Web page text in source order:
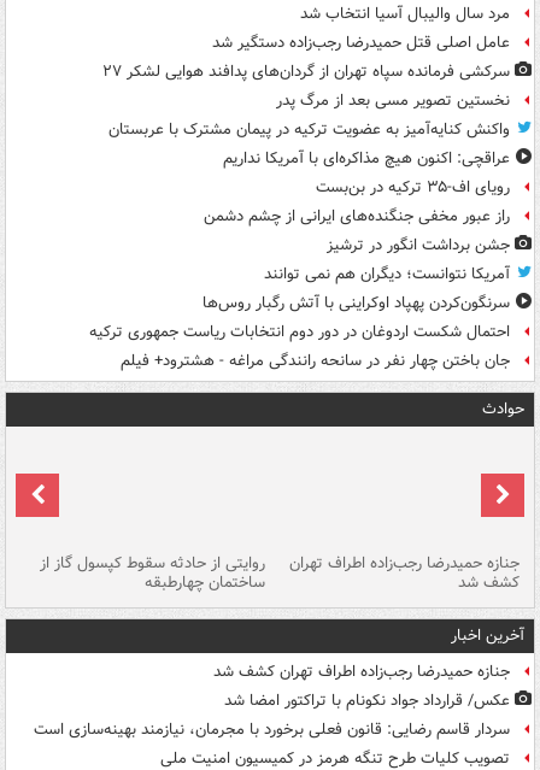
مرد سال والیبال آسیا انتخاب شد
عامل اصلی قتل حمیدرضا رجب‌زاده دستگیر شد
سرکشی فرمانده سپاه تهران از گردان‌های پدافند هوایی لشکر ۲۷
نخستین تصویر مسی بعد از مرگ پدر
واکنش کنایه‌آمیز به عضویت ترکیه در پیمان مشترک با عربستان
عراقچی: اکنون هیچ مذاکره‌ای با آمریکا نداریم
رویای اف-۳۵ ترکیه در بن‌بست
راز عبور مخفی جنگنده‌های ایرانی از چشم دشمن
جشن برداشت انگور در ترشیز
آمریکا نتوانست؛ دیگران هم نمی توانند
سرنگون‌کردن پهپاد اوکراینی با آتش رگبار روس‌ها
احتمال شکست اردوغان در دور دوم انتخابات ریاست جمهوری ترکیه
جان باختن چهار نفر در سانحه رانندگی مراغه - هشترود+ فیلم
حوادث
جنازه حمیدرضا رجب‌زاده اطراف تهران
کشف شد
روایتی از حادثه سقوط کپسول گاز از
ساختمان چهارطبقه
آخرین اخبار
جنازه حمیدرضا رجب‌زاده اطراف تهران کشف شد
عکس/ قرارداد جواد نکونام با تراکتور امضا شد
سردار قاسم رضایی: قانون فعلی برخورد با مجرمان، نیازمند بهینه‌سازی است
تصویب کلیات طرح تنگه هرمز در کمیسیون امنیت ملی